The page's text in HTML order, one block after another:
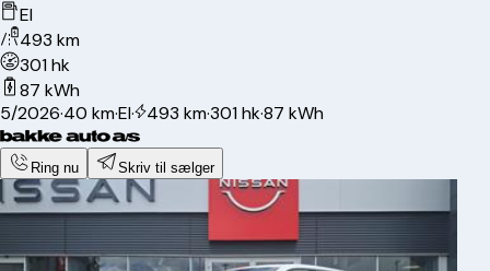
El
493 km
301 hk
87 kWh
5/2026·40 km·El· 493 km·301 hk·87 kWh
Ring nu Skriv til sælger